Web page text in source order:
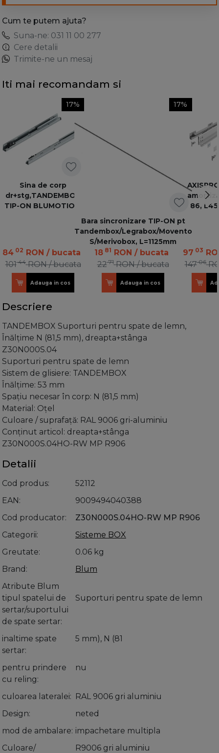
Cum te putem ajuta?
Suna-ne: 031 11 00 277
Cere detalii
Trimite-ne un mesaj
Iti mai recomandam si
17%
Sina de corp
dr+stg,TANDEMBOX
TIP-ON BLUMOTION,
84 02 RON / bucata
10144 RON / bucata
Adauga in cos
17%
Bara sincronizare TIP-ON pt
Tandembox/Legrabox/Movento
S/Merivobox, L=1125mm
18 81 RON / bucata
2271 RON / bucata
Adauga in cos
86,
97 03
14706
Descriere
TANDEMBOX Suporturi pentru spate de lemn,
Înălţime N (81,5 mm), dreapta+stânga
Z30N000S.04
Suporturi pentru spate de lemn
Sistem de glisiere: TANDEMBOX
Înălţime: 53 mm
Spaţiu necesar în corp: N (81,5 mm)
Material: Oţel
Culoare / suprafaţă: RAL 9006 gri-aluminiu
Conţinut articol: dreapta+stânga
Z30N000S.04HO-RW MP R906
Detalii
Cod produs
52112
EAN
9009494040388
Cod producator
Z30N000S.04HO-RW MP R906
Categorii
Sisteme BOX
Greutate
0.06 kg
Brand
Blum
Atribute Blum
tipul spatelui de
sertar/suportului
de spate sertar
Suporturi pentru spate de lemn
inaltime spate
sertar
5 mm), N (81
pentru prindere
cu reling
nu
culoarea lateralei
RAL 9006 gri aluminiu
Design
neted
mod de ambalare impachetare multipla
Culoare/
R9006 gri aluminiu